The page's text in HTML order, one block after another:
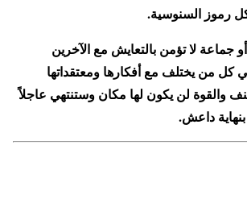
رموز السنوسية.
جماعة لا تؤمن بالتعايش مع الآخرين
من يختلف مع أفكارها ومعتقداتها
والقوة لن يكون لها مكان وستنتهي عاجلاً
بنهاية داعش.